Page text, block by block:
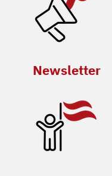
Newsletter